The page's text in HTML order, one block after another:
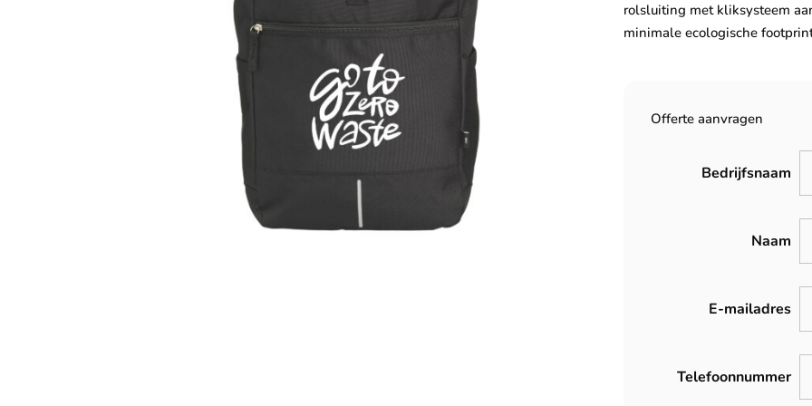
rolsluiting met kliksysteem
minimale ecologische
Offerte aanvragen
Bedrijfsnaam
Naam
E-mailadres
Telefoonnummer